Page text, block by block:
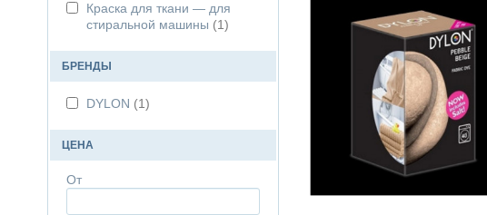
Краска для ткани — для
стиральной машины (1)
БРЕНДЫ
DYLON (1)
ЦЕНА
От